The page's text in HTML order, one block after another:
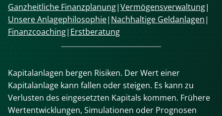
Navigation
überspringen
Ganzheitliche Finanzplanung Vermögensverwaltung
Unsere Anlagephilosophie Nachhaltige Geldanlagen
Finanzcoaching Erstberatung
Kapitalanlagen bergen Risiken. Der Wert einer
Kapitalanlage kann fallen oder steigen. Es kann zu
Verlusten des eingesetzten Kapitals kommen. Frühere
Wertentwicklungen, Simulationen oder Prognosen